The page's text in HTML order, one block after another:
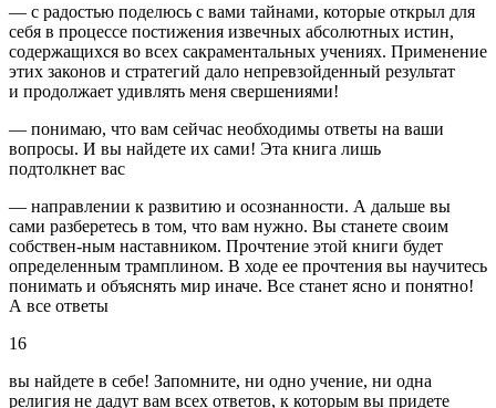
— с радостью поделюсь с вами тайнами, которые открыл для
себя в процессе постижения извечных абсолютных истин,
содержащихся во всех сакраментальных учениях. Применение
этих законов и стратегий дало непревзойденный результат
и продолжает удивлять меня свершениями!
— понимаю, что вам сейчас необходимы ответы на ваши
вопросы. И вы найдете их сами! Эта книга лишь
подтолкнет вас
— направлении к развитию и осознанности. А дальше вы
сами разберетесь в том, что вам нужно. Вы станете своим
собствен-ным наставником. Прочтение этой книги будет
определенным трамплином. В ходе ее прочтения вы научитесь
понимать и объяснять мир иначе. Все станет ясно и понятно!
А все ответы
16
вы найдете в себе! Запомните, ни одно учение, ни одна
религия не дадут вам всех ответов, к которым вы придете